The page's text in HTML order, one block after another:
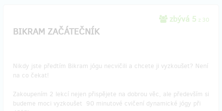
zbývá 5 z 30
BIKRAM ZAČÁTEČNÍK
Nikdy jste předtím Bikram jógu necvičili a chcete ji vyzkoušet? Není
na co čekat!
Zakoupením 2 lekcí nejen přispějete na dobrou věc, ale především si
budeme moci vyzkoušet 90 minutové cvičení dynamické jógy při